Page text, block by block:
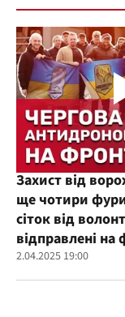
Захист від
ще чотири
сіток від
відправлені на
2.04.2025 19:00